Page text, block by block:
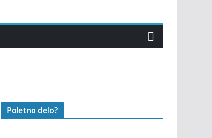
Poletno delo?